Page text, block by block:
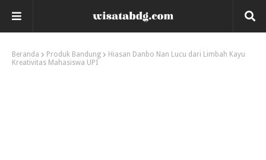
Beranda Produk Bandung
Hiasan Danbo Nan Lucu dari Limbah Kayu
Kreativitas Mahasiswa UPI